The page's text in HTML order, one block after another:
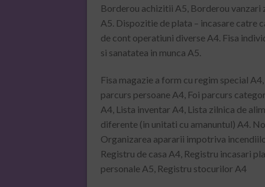
Borderou achizitii A5, Borderou vanzari
A5. Dispozitie de plata – incasare catre
de cont operatiuni diverse A4. Fisa
si sanatatea in munca A5.
Fisa magazie a form cu regim special
parcurs persoane A4, Foi parcurs
A4, Lista inventar A4, Lista zilnica de
diferente (in unitati cu amanuntul) A4.
Organizarea apararii impotriva
Registru de casa A4, Registru incasari
personale A5, Registru stocurilor A4